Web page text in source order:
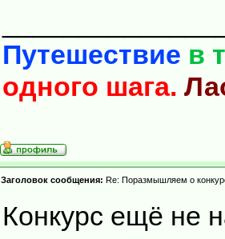
Путешествие в
одного шага.
Заголовок сообщения: Re: Поразмышляем о
Конкурс ещё не